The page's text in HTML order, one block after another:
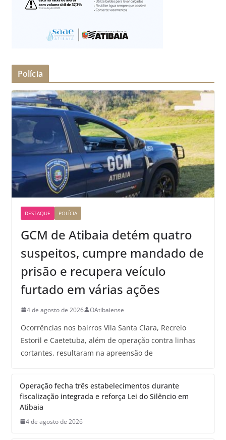
Polícia
DESTAQUE POLÍCIA
GCM de Atibaia detém quatro
suspeitos, cumpre mandado de
prisão e recupera veículo
furtado em várias ações
4 de agosto de 2026 OAtibaiense
Ocorrências nos bairros Vila Santa Clara, Recreio
Estoril e Caetetuba, além de operação contra linhas
cortantes, resultaram na apreensão de
Operação fecha três estabelecimentos durante
fiscalização integrada e reforça Lei do Silêncio em
Atibaia
4 de agosto de 2026